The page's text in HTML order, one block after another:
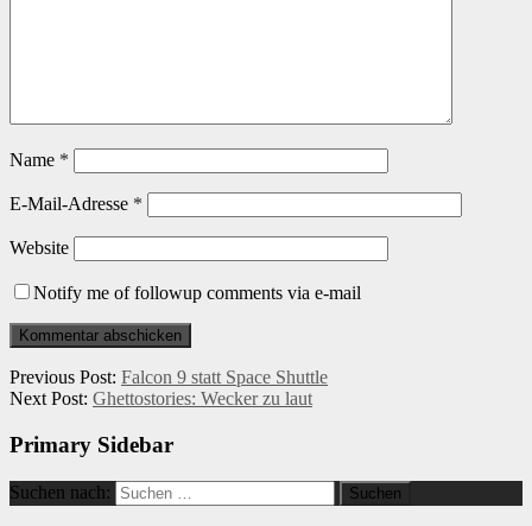
Name *
E-Mail-Adresse *
Website
Notify me of followup comments via e-mail
Previous Post: Falcon 9 statt Space Shuttle
Next Post: Ghettostories: Wecker zu laut
Primary Sidebar
Suchen nach: